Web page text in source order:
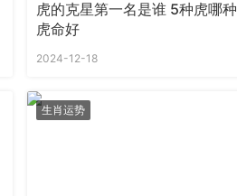
虎的克星第一名是谁 5种虎哪种
虎命好
2024-12-18
生肖运势